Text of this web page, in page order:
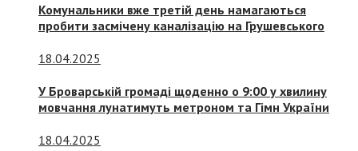
Комунальники вже третій день намагаються
пробити засмічену каналізацію на Грушевського
18.04.2025
У Броварській громаді щоденно о 9:00 у хвилину
мовчання лунатимуть метроном та Гімн України
18.04.2025